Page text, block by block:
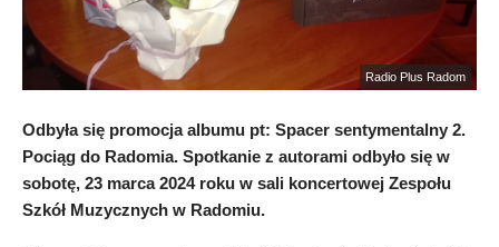
Radio Plus Radom
Odbyła się promocja albumu pt: Spacer sentymentalny 2.
Pociąg do Radomia. Spotkanie z autorami odbyło się w
sobotę, 23 marca 2024 roku w sali koncertowej Zespołu
Szkół Muzycznych w Radomiu.